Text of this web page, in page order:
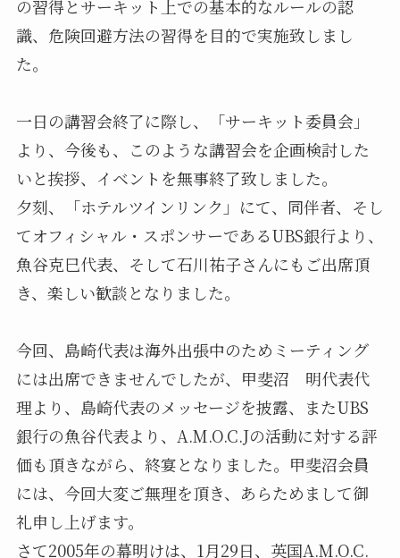
の習得とサーキット上での基本的なルールの認
識、危険回避方法の習得を目的で実施致しまし
た。
一日の講習会終了に際し、「サーキット委員会」
より、今後も、このような講習会を企画検討した
いと挨拶、イベントを無事終了致しました。
夕刻、「ホテルツインリンク」にて、同伴者、そし
てオフィシャル・スポンサーであるUBS銀行より、
魚谷克巳代表、そして石川祐子さんにもご出席頂
き、楽しい歓談となりました。
今回、島崎代表は海外出張中のためミーティング
には出席できませんでしたが、甲斐沼 明代表代
理より、島崎代表のメッセージを披露、またUBS
銀行の魚谷代表より、A.M.O.C.Jの活動に対する評
価も頂きながら、終宴となりました。甲斐沼会員
には、今回大変ご無理を頂き、あらためまして御
礼申し上げます。
さて2005年の幕明けは、1月29日、英国A.M.O.C.